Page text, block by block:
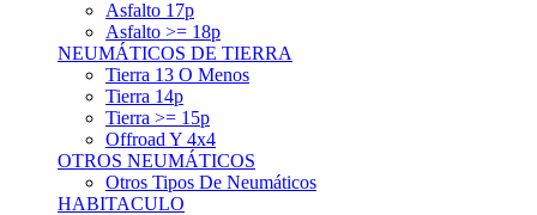
Asfalto 17p
Asfalto >= 18p
NEUMÁTICOS DE TIERRA
Tierra 13 O Menos
Tierra 14p
Tierra >= 15p
Offroad Y 4x4
OTROS NEUMÁTICOS
Otros Tipos De Neumáticos
HABITACULO